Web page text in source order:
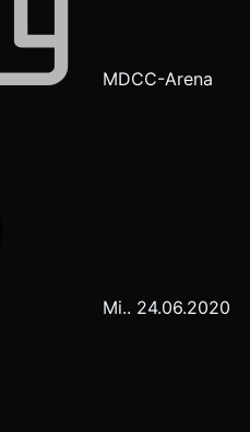
MDCC-Arena
Mi.. 24.06.2020